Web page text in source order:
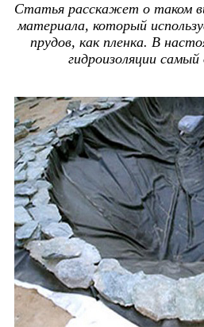
Статья расскажет о таком
материала, который
прудов, как пленка. В
гидроизоляции